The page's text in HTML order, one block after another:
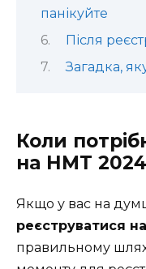
панікуйте
Після
Загадка,
Коли
на НМТ
Якщо у вас на
реєструватися
правильному